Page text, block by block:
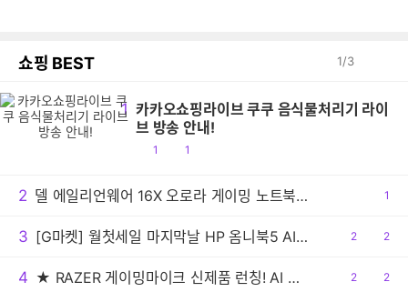
쇼핑 BEST 1/3
1 카카오쇼핑라이브 쿠쿠 음식물처리기 라이
브 방송 안내!
공1
댓1
2 델 에일리언웨어 16X 오로라 게이밍 노트북 신규출시 기념 포토 리뷰 이벤트 진행
공1
3 [G마켓] 월첫세일 마지막날 HP 옴니북5 AI 노트북 16-af1087TU 최종 149만원대!
공
2
댓
2
4 ★ RAZER 게이밍마이크 신제품 런칭! AI 오디오 프로세싱으로 스튜디오급 음질 구현 "세이렌 V3 Chroma 32-Bit DSP"
공
2
댓
2